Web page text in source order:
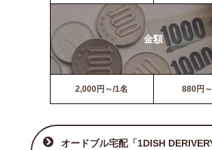
金額
2,000円～/1名 880円
オードブル宅配「1DISH